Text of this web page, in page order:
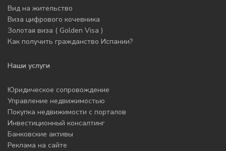
Вид на жительство
Виза цифрового кочевника
Золотая виза ( Golden Visa )
Как получить гражданство Испании?
Наши услуги
Юридическое сопровождение
Управление недвижимостью
Покупка недвижимости с порталов
Инвестиционный консалтинг
Банковские активы
Реклама на сайте